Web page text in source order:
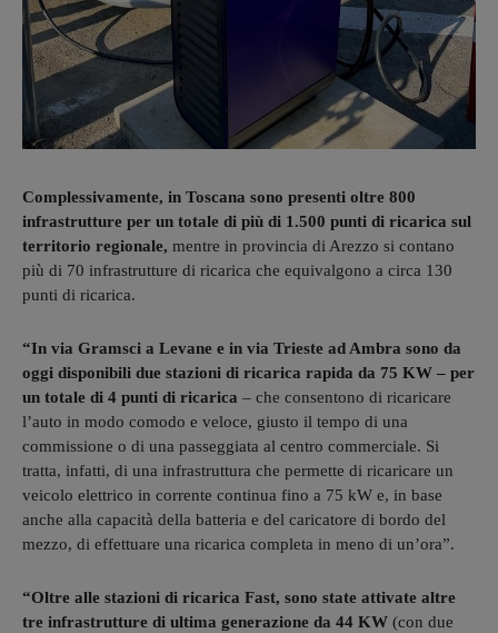
Complessivamente, in Toscana sono presenti oltre 800
infrastrutture per un totale di più di 1.500 punti di ricarica sul
territorio regionale, mentre in provincia di Arezzo si contano
più di 70 infrastrutture di ricarica che equivalgono a circa 130
punti di ricarica.
“In via Gramsci a Levane e in via Trieste ad Ambra sono da
oggi disponibili due stazioni di ricarica rapida da 75 KW – per
un totale di 4 punti di ricarica – che consentono di ricaricare
l’auto in modo comodo e veloce, giusto il tempo di una
commissione o di una passeggiata al centro commerciale. Si
tratta, infatti, di una infrastruttura che permette di ricaricare un
veicolo elettrico in corrente continua fino a 75 kW e, in base
anche alla capacità della batteria e del caricatore di bordo del
mezzo, di effettuare una ricarica completa in meno di un’ora”.
“Oltre alle stazioni di ricarica Fast, sono state attivate altre
tre infrastrutture di ultima generazione da 44 KW (con due